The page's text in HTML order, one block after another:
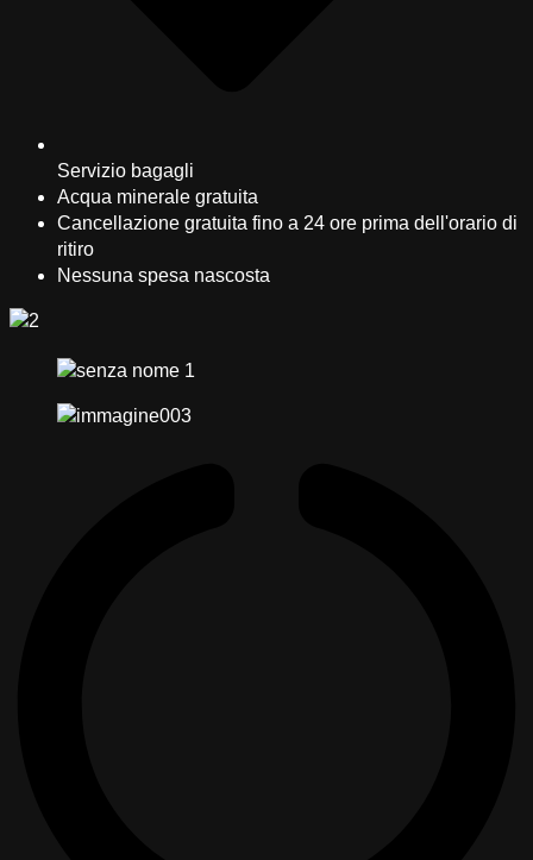
Servizio bagagli
Acqua minerale gratuita
Cancellazione gratuita fino a 24 ore prima dell'orario di
ritiro
Nessuna spesa nascosta